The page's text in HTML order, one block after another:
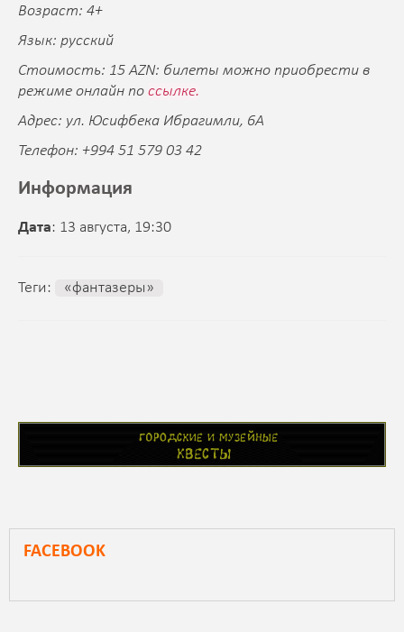
Возраст: 4+
Язык: русский
Стоимость: 15 AZN: билеты можно приобрести в
режиме онлайн по ссылке.
Адрес: ул. Юсифбека Ибрагимли, 6A
Телефон: +994 51 579 03 42‬
Информация
Дата: 13 августа, 19:30
Теги: «фантазеры»
FACEBOOK